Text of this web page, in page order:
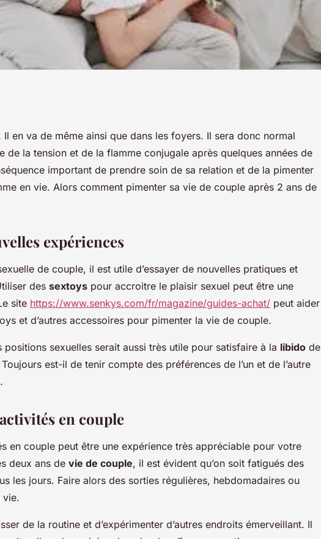
vie de couple
?
en va de même ainsi que dans les foyers. Il sera donc normal
de la tension et de la flamme conjugale après quelques années de
important de prendre soin de sa relation et de la pimenter
en vie. Alors comment pimenter sa vie de couple après 2 ans de
expériences
de couple, il est utile d’essayer de nouvelles pratiques et
des sextoys pour accroitre le plaisir sexuel peut être une
site https://www.senkys.com/fr/magazine/guides-achat/ peut aider
et d’autres accessoires pour pimenter la vie de couple.
positions sexuelles serait aussi très utile pour satisfaire à la libido de
est-il de tenir compte des préférences de l’un et de l’autre
en couple
en couple peut être une expérience très appréciable pour votre
deux ans de vie de couple, il est évident qu’on soit fatigués des
les jours. Faire alors des sorties régulières, hebdomadaires ou
vie.
de la routine et d’expérimenter d’autres endroits émerveillant. Il